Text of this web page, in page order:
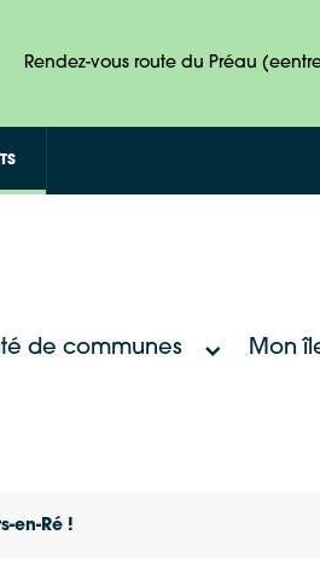
Rendez-vous route du Préau
de communes Mon
en-Ré !